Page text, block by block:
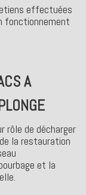
effectuées
fonctionnement
A
rôle de décharger
la restauration
et la